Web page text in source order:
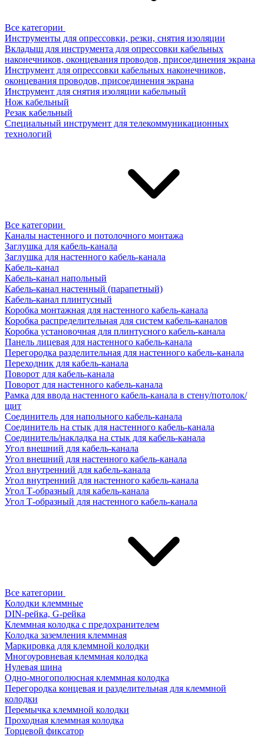
Все категории
Инструменты для опрессовки, резки, снятия изоляции
Вкладыш для инструмента для опрессовки кабельных
наконечников, оконцевания проводов, присоединения экрана
Инструмент для опрессовки кабельных наконечников,
оконцевания проводов, присоединения экрана
Инструмент для снятия изоляции кабельный
Нож кабельный
Резак кабельный
Специальный инструмент для телекоммуникационных
технологий
Все категории
Каналы настенного и потолочного монтажа
Заглушка для кабель-канала
Заглушка для настенного кабель-канала
Кабель-канал
Кабель-канал напольный
Кабель-канал настенный (парапетный)
Кабель-канал плинтусный
Коробка монтажная для настенного кабель-канала
Коробка распределительная для систем кабель-каналов
Коробка установочная для плинтусного кабель-канала
Панель лицевая для настенного кабель-канала
Перегородка разделительная для настенного кабель-канала
Переходник для кабель-канала
Поворот для кабель-канала
Поворот для настенного кабель-канала
Рамка для ввода настенного кабель-канала в стену/потолок/
щит
Соединитель для напольного кабель-канала
Соединитель на стык для настенного кабель-канала
Соединитель/накладка на стык для кабель-канала
Угол внешний для кабель-канала
Угол внешний для настенного кабель-канала
Угол внутренний для кабель-канала
Угол внутренний для настенного кабель-канала
Угол Т-образный для кабель-канала
Угол Т-образный для настенного кабель-канала
Все категории
Колодки клеммные
DIN-рейка, G-рейка
Клеммная колодка с предохранителем
Колодка заземления клеммная
Маркировка для клеммной колодки
Многоуровневая клеммная колодка
Нулевая шина
Одно-многополюсная клеммная колодка
Перегородка концевая и разделительная для клеммной
колодки
Перемычка клеммной колодки
Проходная клеммная колодка
Торцевой фиксатор